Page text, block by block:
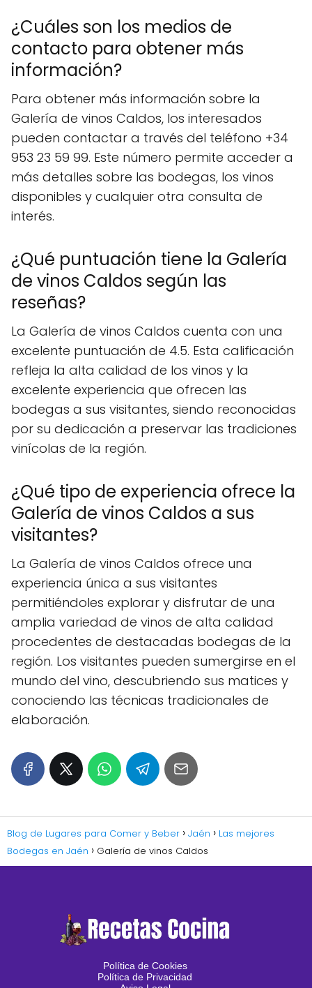
¿Cuáles son los medios de
contacto para obtener más
información?
Para obtener más información sobre la
Galería de vinos Caldos, los interesados
pueden contactar a través del teléfono +34
953 23 59 99. Este número permite acceder a
más detalles sobre las bodegas, los vinos
disponibles y cualquier otra consulta de
interés.
¿Qué puntuación tiene la Galería
de vinos Caldos según las
reseñas?
La Galería de vinos Caldos cuenta con una
excelente puntuación de 4.5. Esta calificación
refleja la alta calidad de los vinos y la
excelente experiencia que ofrecen las
bodegas a sus visitantes, siendo reconocidas
por su dedicación a preservar las tradiciones
vinícolas de la región.
¿Qué tipo de experiencia ofrece la
Galería de vinos Caldos a sus
visitantes?
La Galería de vinos Caldos ofrece una
experiencia única a sus visitantes
permitiéndoles explorar y disfrutar de una
amplia variedad de vinos de alta calidad
procedentes de destacadas bodegas de la
región. Los visitantes pueden sumergirse en el
mundo del vino, descubriendo sus matices y
conociendo las técnicas tradicionales de
elaboración.
Blog de Lugares para Comer y Beber Jaén
Las mejores
Bodegas en Jaén
Galería de vinos Caldos
Política de Cookies
Política de Privacidad